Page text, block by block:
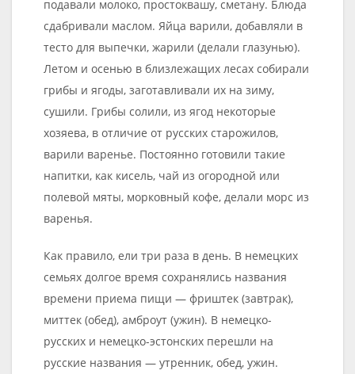
подавали молоко, простоквашу, сметану. Блюда
сдабривали маслом. Яйца варили, добавляли в
тесто для выпечки, жарили (делали глазунью).
Летом и осенью в близлежащих лесах собирали
грибы и ягоды, заготавливали их на зиму,
сушили. Грибы солили, из ягод некоторые
хозяева, в отличие от русских старожилов,
варили варенье. Постоянно готовили такие
напитки, как кисель, чай из огородной или
полевой мяты, морковный кофе, делали морс из
варенья.
Как правило, ели три раза в день. В немецких
семьях долгое время сохранялись названия
времени приема пищи — фриштек (завтрак),
миттек (обед), амброут (ужин). В немецко-
русских и немецко-эстонских перешли на
русские названия — утренник, обед, ужин.